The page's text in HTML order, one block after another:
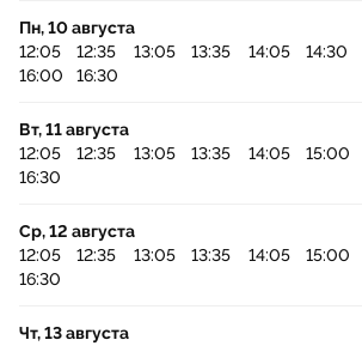
Пн, 10 августа
12:05
12:35 13:05 13:35 14:05 14:30
16:00
16:30
Вт, 11 августа
12:05
12:35 13:05 13:35 14:05 15:00
16:30
Ср, 12 августа
12:05
12:35 13:05 13:35 14:05 15:00
16:30
Чт, 13 августа